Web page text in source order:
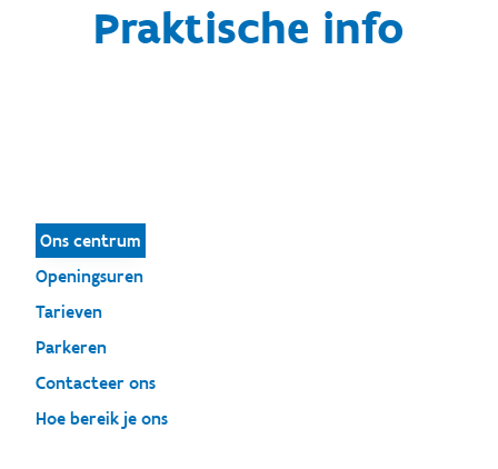
Praktische info
Ons centrum
Openingsuren
Tarieven
Parkeren
Contacteer ons
Hoe bereik je ons